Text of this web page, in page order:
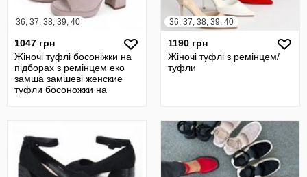
36, 37, 38, 39, 40
1047 грн
Жіночі туфлі босоніжки на
підборах з ремінцем еко
замша замшеві женские
туфли босоножки на
36, 37, 38, 39, 40
1190 грн
Жіночі туфлі з ремінцем/
туфли